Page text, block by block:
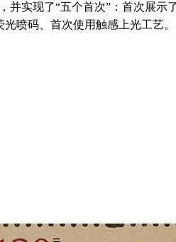
并实现了“五个首次”：首次展
喷码、首次使用触感上光工艺。